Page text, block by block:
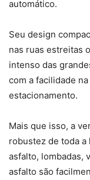
automático.
Seu design
nas ruas estreitas
intenso das
com a facilidade
estacionamento.
Mais que isso, a
robustez de toda a
asfalto, lombadas,
asfalto são